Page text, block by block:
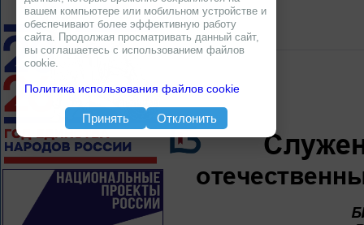
вашем компьютере или мобильном устройстве и
обеспечивают более эффективную работу
сайта. Продолжая просматривать данный сайт,
вы соглашаетесь с использованием файлов
cookie.
Политика использования файлов cookie
Принять Отклонить